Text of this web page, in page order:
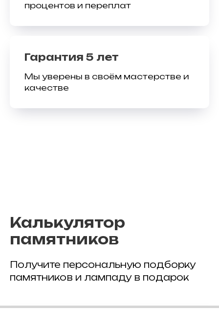
процентов и переплат
Гарантия 5 лет
Мы уверены в своём мастерстве и
качестве
Калькулятор
памятников
Получите персональную подборку
памятников и лампаду в подарок